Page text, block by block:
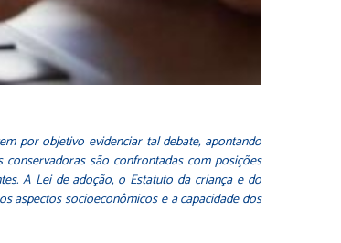
por objetivo evidenciar tal debate, apontando
são confrontadas com posições
A Lei de adoção, o Estatuto da criança e do
aspectos socioeconômicos e a capacidade dos